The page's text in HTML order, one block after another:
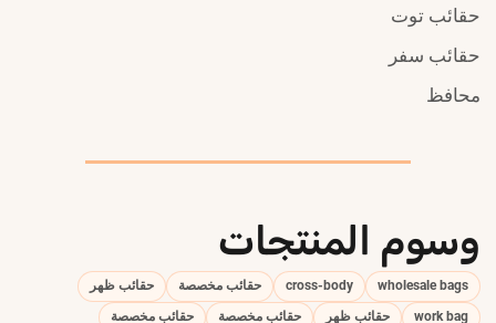
حقائب توت
حقائب سفر
محافظ
وسوم المنتجات
wholesale bags
cross-body حقائب مخصصة
حقائب ظهر
work bag
حقائب ظهر حقائب مخصصة
حقائب مخصصة